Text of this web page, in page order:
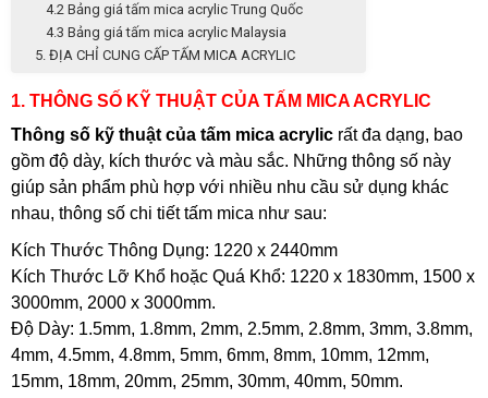
4.2 Bảng giá tấm mica acrylic Trung Quốc
4.3 Bảng giá tấm mica acrylic Malaysia
5. ĐỊA CHỈ CUNG CẤP TẤM MICA ACRYLIC
1. THÔNG SỐ KỸ THUẬT CỦA TẤM MICA ACRYLIC
Thông số kỹ thuật của tấm mica acrylic rất đa dạng, bao
gồm độ dày, kích thước và màu sắc. Những thông số này
giúp sản phẩm phù hợp với nhiều nhu cầu sử dụng khác
nhau, thông số chi tiết tấm mica như sau:
Kích Thước Thông Dụng: 1220 x 2440mm
Kích Thước Lỡ Khổ hoặc Quá Khổ: 1220 x 1830mm, 1500 x
3000mm, 2000 x 3000mm.
Độ Dày: 1.5mm, 1.8mm, 2mm, 2.5mm, 2.8mm, 3mm, 3.8mm,
4mm, 4.5mm, 4.8mm, 5mm, 6mm, 8mm, 10mm, 12mm,
15mm, 18mm, 20mm, 25mm, 30mm, 40mm, 50mm.